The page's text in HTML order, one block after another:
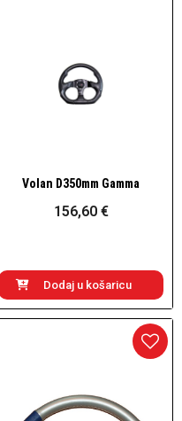
Brzi pogled
Volan D350mm Gamma
156,60 €
Dodaj u košaricu